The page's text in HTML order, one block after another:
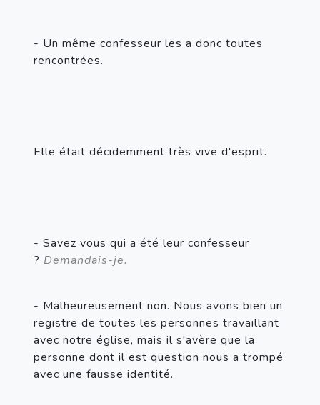
- Un même confesseur les a donc toutes
rencontrées.
Elle était décidemment très vive d'esprit.
- Savez vous qui a été leur confesseur
? Demandais-je.
- Malheureusement non. Nous avons bien un
registre de toutes les personnes travaillant
avec notre église, mais il s'avère que la
personne dont il est question nous a trompé
avec une fausse identité.